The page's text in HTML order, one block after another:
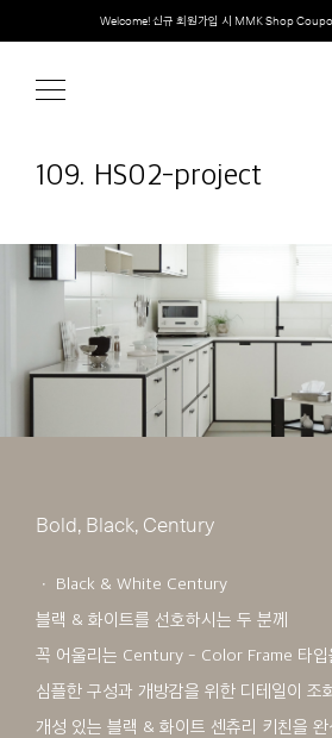
content
취향대로 완성하는 커스텀 아일랜드 키친,
109. HS02-project
Bold, Black, Century
ㆍ Black & White Century
블랙 & 화이트를 선호하시는 두 분께
꼭 어울리는 Century - Color Frame 타입
심플한 구성과 개방감을 위한 디테일이 조
개성 있는 블랙 & 화이트 센츄리 키친을 완